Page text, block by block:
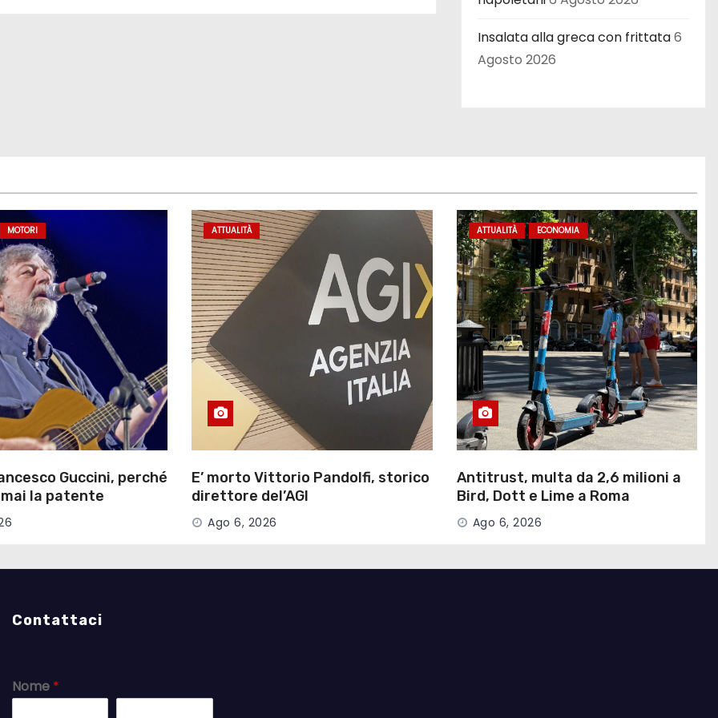
Insalata alla greca con frittata6
Agosto 2026
MOTORI
Guccini, perché
la patente
ATTUALITÀ
E’ morto Vittorio Pandolfi, storico
direttore del’AGI
Ago 6, 2026
ATTUALITÀ ECONOMIA
Antitrust, multa da 2,6 milioni a
Bird, Dott e Lime a Roma
Ago 6, 2026
Contattaci
Nome *